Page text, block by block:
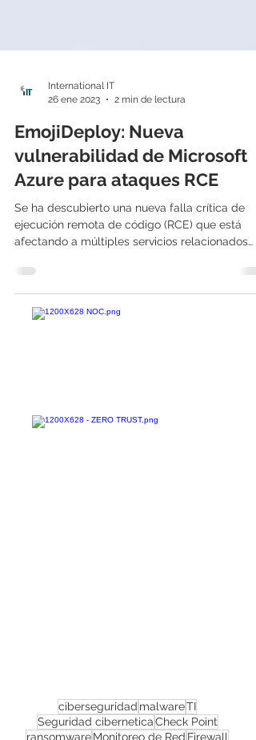
International IT
26 ene 2023
2 min de lectura
EmojiDeploy: Nueva
vulnerabilidad de Microsoft
Azure para ataques RCE
Se ha descubierto una nueva falla crítica de
con...